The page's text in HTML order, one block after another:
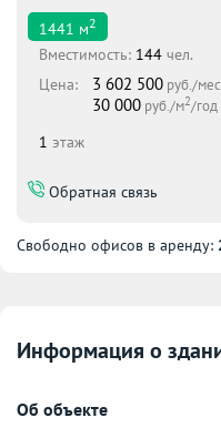
1441 м2
Вместимоcть: 144 чел.
Цена:
3 602 500 руб./мес
30 000 руб./м2/год
1 этаж
Обратная связь
Свободно офисов в аренду:
Информация о
Об объекте